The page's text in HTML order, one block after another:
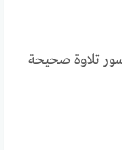
تلاوة صحيحة